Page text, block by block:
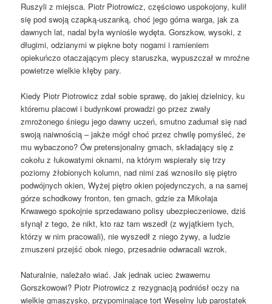
Ruszyli z miejsca. Piotr Piotrowicz, częściowo uspokojony, kulił
się pod swoją czapką-uszanką, choć jego górna warga, jak za
dawnych lat, nadal była wyniośle wydęta. Gorszkow, wysoki, z
długimi, odzianymi w piękne boty nogami i ramieniem
opiekuńczo otaczającym plecy staruszka, wypuszczał w mroźne
powietrze wielkie kłęby pary.
Kiedy Piotr Piotrowicz zdał sobie sprawę, do jakiej dzielnicy, ku
któremu placowi i budynkowi prowadzi go przez zwały
zmrożonego śniegu jego dawny uczeń, smutno zadumał się nad
swoją naiwnością – jakże mógł choć przez chwilę pomyśleć, że
mu wybaczono? Ów pretensjonalny gmach, składający się z
cokołu z łukowatymi oknami, na którym wspierały się trzy
poziomy żłobionych kolumn, nad nimi zaś wznosiło się piętro
podwójnych okien, Wyżej piętro okien pojedynczych, a na samej
górze schodkowy fronton, ten gmach, gdzie za Mikołaja
Krwawego spokojnie sprzedawano polisy ubezpieczeniowe, dziś
słynął z tego, że nikt, kto raz tam wszedł (z wyjątkiem tych,
którzy w nim pracowali), nie wyszedł z niego żywy, a ludzie
zmuszeni przejść obok niego, przesadnie odwracali wzrok.
Naturalnie, należało wiać. Jak jednak uciec żwawemu
Gorszkowowi? Piotr Piotrowicz z rezygnacją podniósł oczy na
wielkie gmaszysko, przypominające tort Weselny lub parostatek